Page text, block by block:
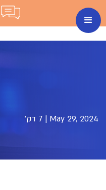
May 29, 2024
| 7 דק'